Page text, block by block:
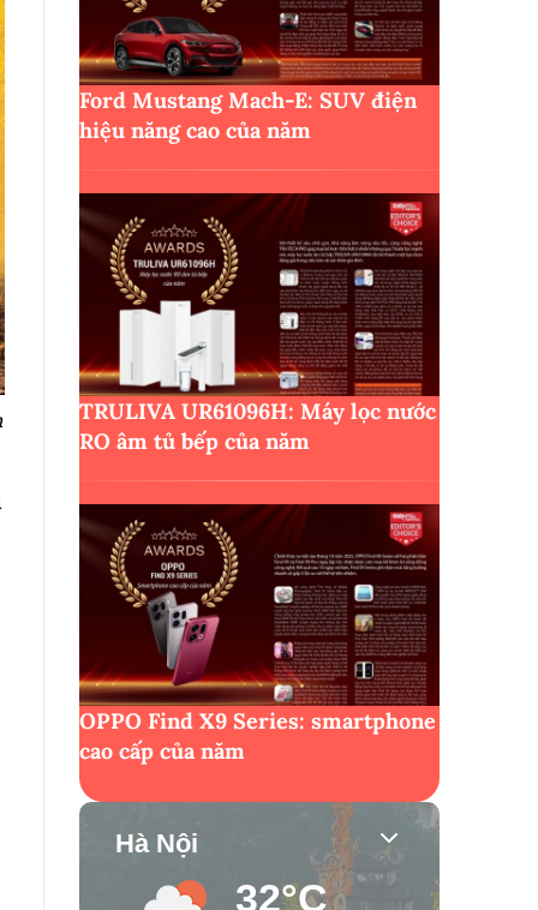
Ford Mustang Mach-E: SUV điện
hiệu năng cao của năm
TRULIVA UR61096H: Máy lọc nước
RO âm tủ bếp của năm
OPPO Find X9 Series: smartphone
cao cấp của năm
Hà Nội
32°C